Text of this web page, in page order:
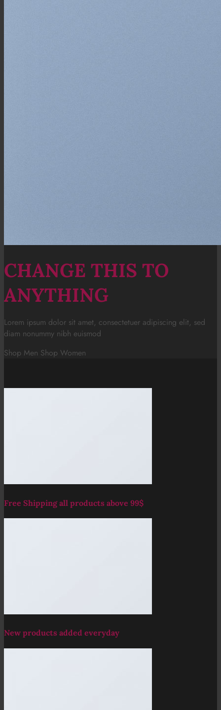
CHANGE THIS TO
ANYTHING
Lorem ipsum dolor sit amet, consectetuer adipiscing elit, sed
diam nonummy nibh euismod
Shop Men Shop Women
Free Shipping all products above 99$
New products added everyday